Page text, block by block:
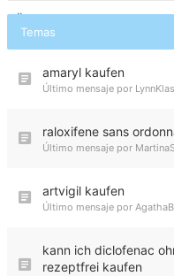
Temas
amaryl kaufen
Último mensaje por
raloxifene sans
Último mensaje por
artvigil kaufen
Último mensaje por
kann ich diclofenac
rezeptfrei kaufen